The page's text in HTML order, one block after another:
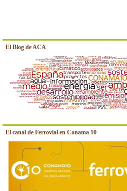
El Blog de ACA
El canal de Ferrovial en Conama 10